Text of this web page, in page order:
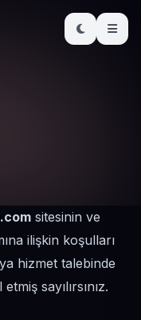
sitesinin ve
ilişkin koşulları
hizmet talebinde
sayılırsınız.